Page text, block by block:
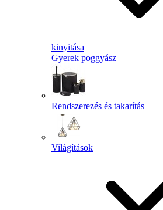
kinyitása
Gyerek poggyász
Rendszerezés és takarítás
Világítások